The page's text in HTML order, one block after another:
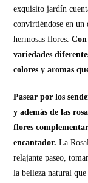
exquisito jardín
convirtiéndose en un
hermosas flores.Con
variedades
colores y aromas
Pasear por los
y además de las
flores
encantador.La
relajante paseo,
la belleza natural